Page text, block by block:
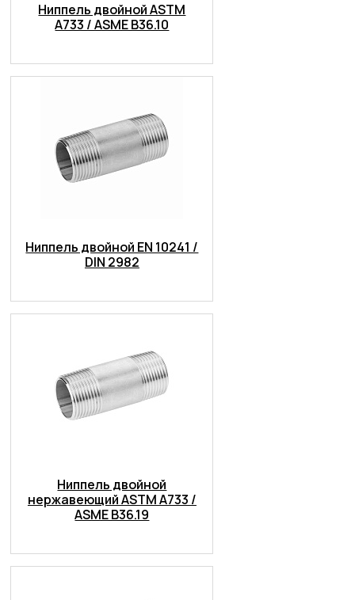
Ниппель двойной ASTM
A733 / ASME B36.10
Ниппель двойной EN 10241 /
DIN 2982
Ниппель двойной
нержавеющий ASTM A733 /
ASME B36.19